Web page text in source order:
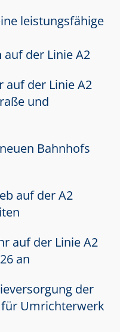
leistungsfähige
der Linie A2
auf der Linie A2
und
Bahnhofs
auf der A2
auf der Linie A2
an
der
Umrichterwerk